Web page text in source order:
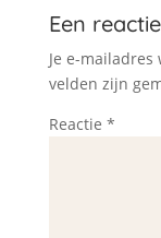
Een
Je e-
velden zijn
Reactie *